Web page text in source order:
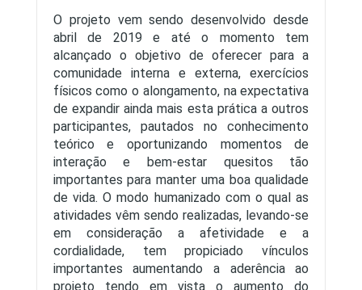
O projeto vem sendo desenvolvido desde
abril de 2019 e até o momento tem
alcançado o objetivo de oferecer para a
comunidade interna e externa, exercícios
físicos como o alongamento, na expectativa
de expandir ainda mais esta prática a outros
participantes, pautados no conhecimento
teórico e oportunizando momentos de
interação e bem-estar quesitos tão
importantes para manter uma boa qualidade
de vida. O modo humanizado com o qual as
atividades vêm sendo realizadas, levando-se
em consideração a afetividade e a
cordialidade, tem propiciado vínculos
importantes aumentando a aderência ao
projeto tendo em vista o aumento do